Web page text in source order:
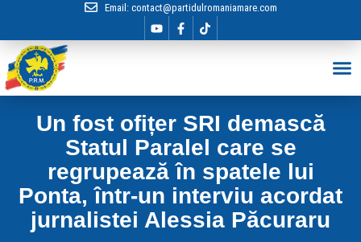
Email: contact@partidulromaniamare.com
Un fost ofițer SRI demască
Statul Paralel care se
regrupează în spatele lui
Ponta, într-un interviu acordat
jurnalistei Alessia Păcuraru